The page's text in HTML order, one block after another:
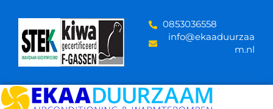
content
‪0853036558
info@ekaaduurzaa
m.nl